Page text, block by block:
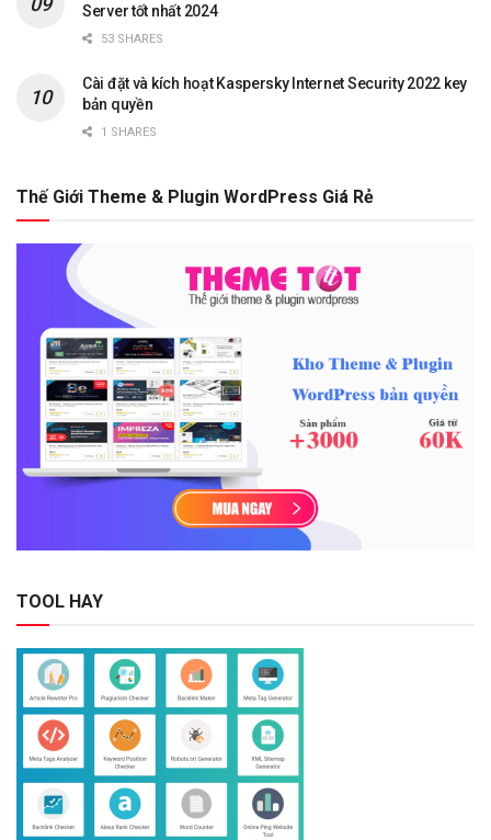
Server tốt nhất 2024
53 SHARES
Cài đặt và kích hoạt Kaspersky Internet Security 2022 key
bản quyền
1 SHARES
Thế Giới Theme & Plugin WordPress Giá Rẻ
TOOL HAY